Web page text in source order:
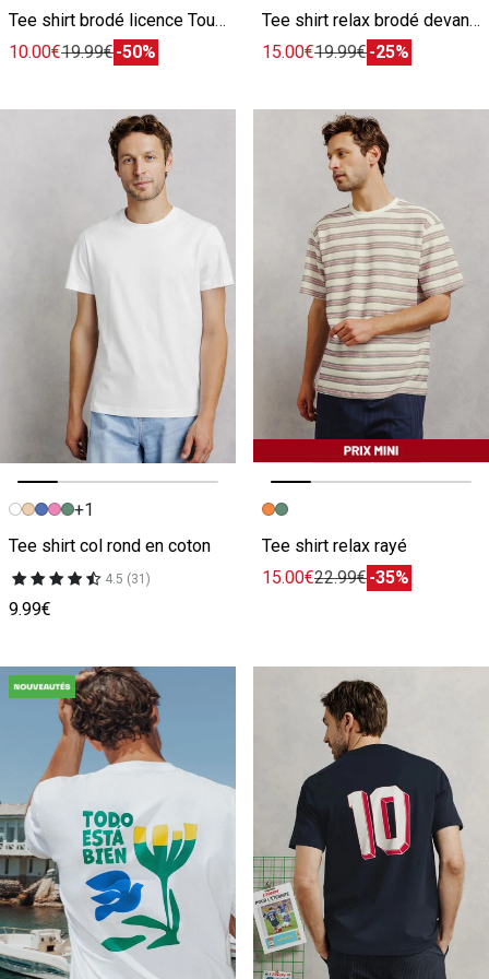
Tee shirt brodé licence Tour de France
10.00€19.99€-50%
Tee shirt relax brodé devant dos texturé
15.00€19.99€-25%
Image précédente
Image suivante
+1
Tee shirt col rond en coton
4.5 (31)
9.99€
Image précédente
Image suivante
Tee shirt relax rayé
15.00€22.99€-35%